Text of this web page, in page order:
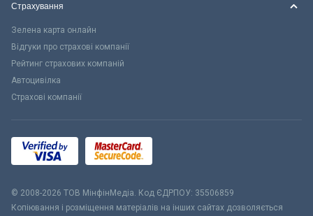
Страхування
Зелена карта онлайн
Відгуки про страхові компанії
Рейтинг страхових компаній
Автоцивілка
Страхові компанії
© 2008-2026 ТОВ МiнфiнМедiа. Код ЄДРПОУ: 35506859
Копіювання і розміщення матеріалів на інших сайтах дозволяється